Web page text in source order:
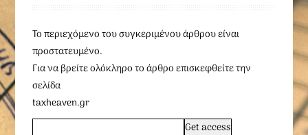
To περιεχόμενο του συγκεριμένου άρθρου είναι
προστατευμένο.
Για να βρείτε ολόκληρο το άρθρο επισκεφθείτε την
σελίδα
taxheaven.gr